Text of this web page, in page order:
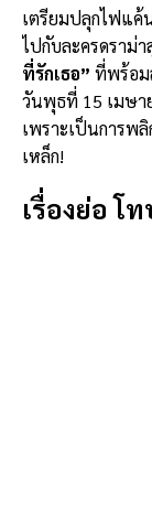
เตรียมปลุกไฟแค้
ไปกับละครดราม่
ที่รักเธอ” ที่พร้อม
วันพุธที่ 15 เมษา
เพราะเป็นการพ
เหล็ก!
เรื่องย่อ โ